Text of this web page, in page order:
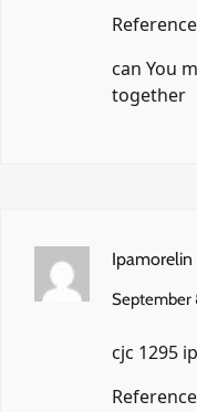
can You
together
Ipamorelin
September
cjc 1295